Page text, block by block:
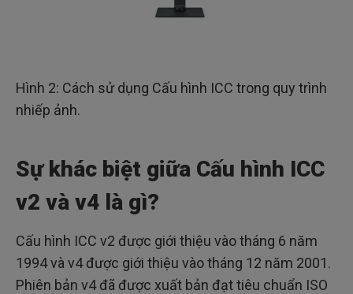
Hình 2: Cách sử dụng Cấu hình ICC trong quy trình
nhiếp ảnh.
Sự khác biệt giữa Cấu hình ICC
v2 và v4 là gì?
Cấu hình ICC v2 được giới thiệu vào tháng 6 năm
1994 và v4 được giới thiệu vào tháng 12 năm 2001.
Phiên bản v4 đã được xuất bản đạt tiêu chuẩn ISO